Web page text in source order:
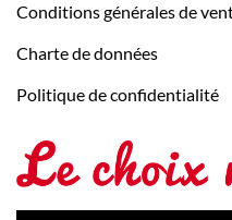
Conditions générales de
Charte de données
Politique de confidentialité